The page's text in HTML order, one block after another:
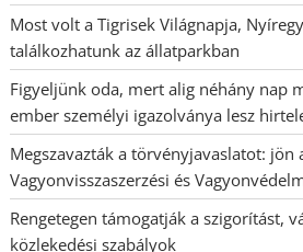
Most volt a Tigrisek Világnapja,
találkozhatunk az állatparkban
Figyeljünk oda, mert alig néhány nap
ember személyi igazolványa lesz
Megszavazták a törvényjavaslatot: jön
Vagyonvisszaszerzési és
Rengetegen támogatják a szigorítást,
közlekedési szabályok